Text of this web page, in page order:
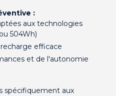
:
aux technologies
504Wh)
efficace
et de l'autonomie
spécifiquement aux